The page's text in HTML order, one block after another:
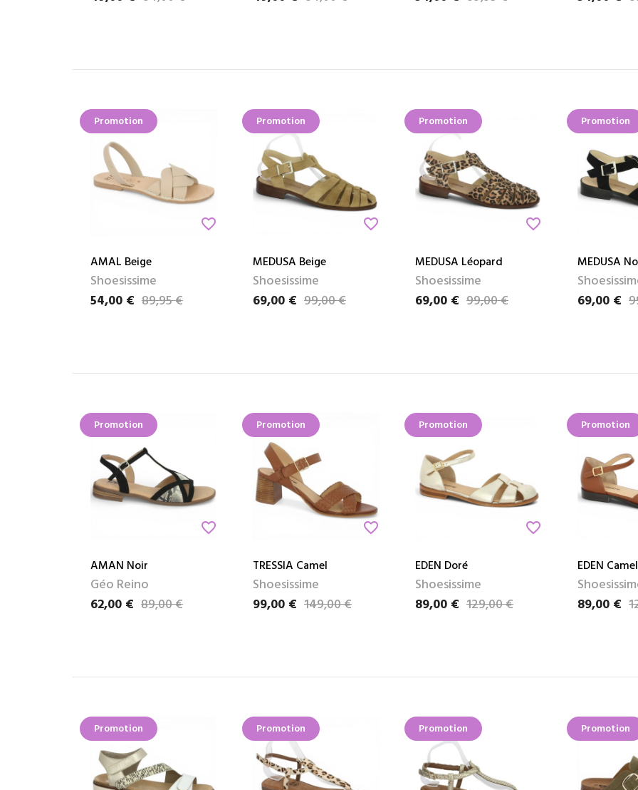
Promotion
favorite_border
AMAL Beige
Shoesissime
Prix
54,00 €
Prix de base89,95 €
Promotion
favorite_border
MEDUSA Beige
Shoesissime
Prix
69,00 €
Prix de base99,00 €
Promotion
favorite_border
MEDUSA Léopard
Shoesissime
Prix
69,00 €
Prix de base99,00 €
Promotion
MEDUSA
Prix
69,00 €
Prix de
Promotion
favorite_border
AMAN Noir
Géo Reino
Prix
62,00 €
Prix de base89,00 €
Promotion
favorite_border
TRESSIA Camel
Shoesissime
Prix
99,00 €
Prix de base149,00 €
Promotion
favorite_border
EDEN Doré
Shoesissime
Prix
89,00 €
Prix de base129,00 €
Promotion
EDEN Camel
Prix
89,00 €
Prix de
Promotion Promotion Promotion Promotion